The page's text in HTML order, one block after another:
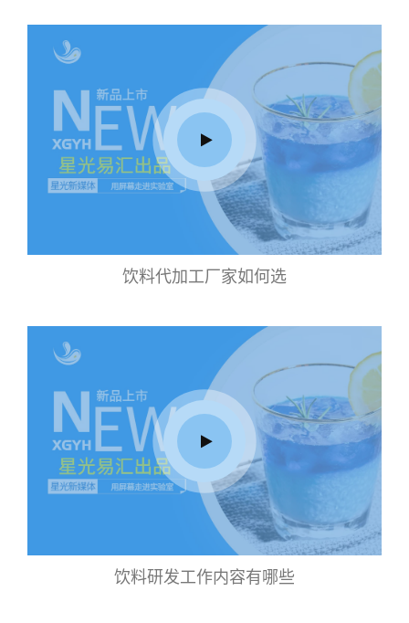
饮料代加工厂家如何选
饮料研发工作内容有哪些